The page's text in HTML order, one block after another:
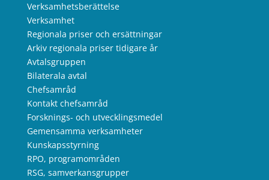
Verksamhetsberättelse
Verksamhet
Regionala priser och ersättningar
Arkiv regionala priser tidigare år
Avtalsgruppen
Bilaterala avtal
Chefsamråd
Kontakt chefsamråd
Forsknings- och utvecklingsmedel
Gemensamma verksamheter
Kunskapsstyrning
RPO, programområden
RSG, samverkansgrupper